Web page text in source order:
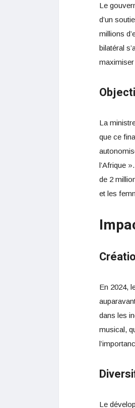
Le
d’un
millions
bilatéral
maximiser
La
que ce
l’Afrique
de 2
et les
En 2024,
dans les
musical,
Le